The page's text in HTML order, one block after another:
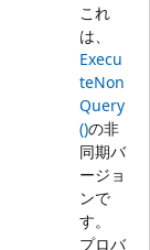
これ
は、
Execu
teNon
Query
()の非
同期バ
ージョ
ンで
す。
プロバ